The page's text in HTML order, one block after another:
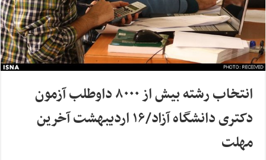
انتخاب رشته بیش از ۸۰۰۰ داوطلب آزمون
دکتری دانشگاه آزاد/۱۶ اردیبهشت آخرین
مهلت